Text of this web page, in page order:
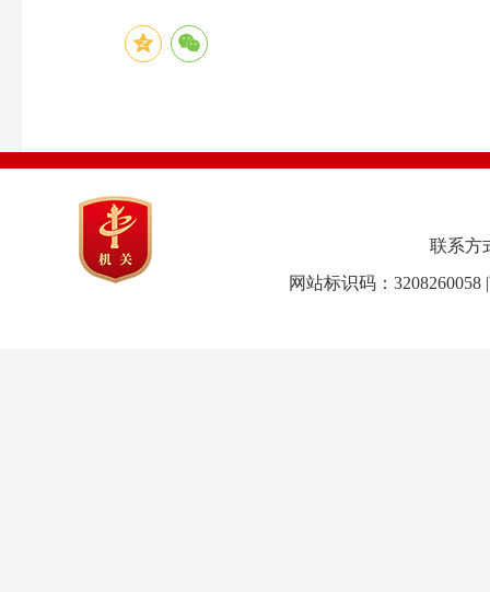
联系方式
网站标识码：3208260058